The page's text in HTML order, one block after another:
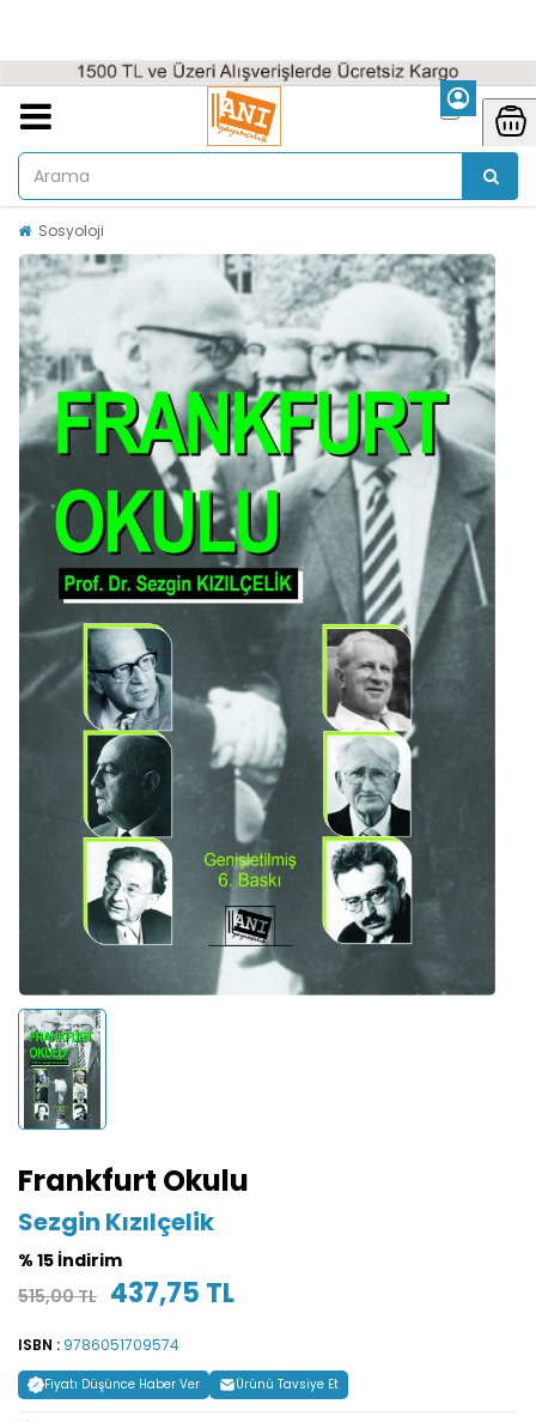
Sosyoloji
Frankfurt Okulu
Sezgin Kızılçelik
% 15 İndirim
515,00 TL 437,75 TL
ISBN : 9786051709574
Fiyatı Düşünce Haber Ver Ürünü Tavsiye Et